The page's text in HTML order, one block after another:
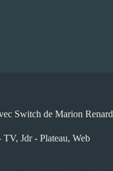
Switch de Marion Renard
TV, Jdr - Plateau, Web